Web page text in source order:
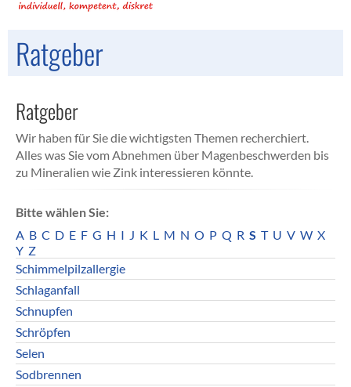
Ratgeber
Ratgeber
Wir haben für Sie die wichtigsten Themen recherchiert.
Alles was Sie vom Abnehmen über Magenbeschwerden bis
zu Mineralien wie Zink interessieren könnte.
Bitte wählen Sie:
A B C D E F G H I J K L M N O P Q R S T U V W X
Y Z
Schimmelpilzallergie
Schlaganfall
Schnupfen
Schröpfen
Selen
Sodbrennen